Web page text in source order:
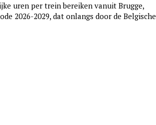
uren per trein bereiken vanuit Brugge,
2026-2029, dat onlangs door de Belgische
edition3
januari 27, 2017